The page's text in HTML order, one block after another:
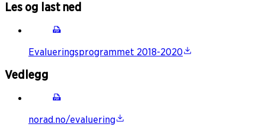
Les og last ned
Evalueringsprogrammet 2018-2020
Vedlegg
norad.no/evaluering